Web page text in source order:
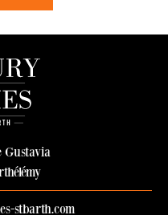
Gustavia
stbarth.com